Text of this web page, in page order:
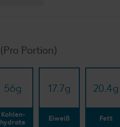
(Pro Portion)
56g
Kohlen-
hydrate
17.7g
Eiweiß
20.4g
Fett